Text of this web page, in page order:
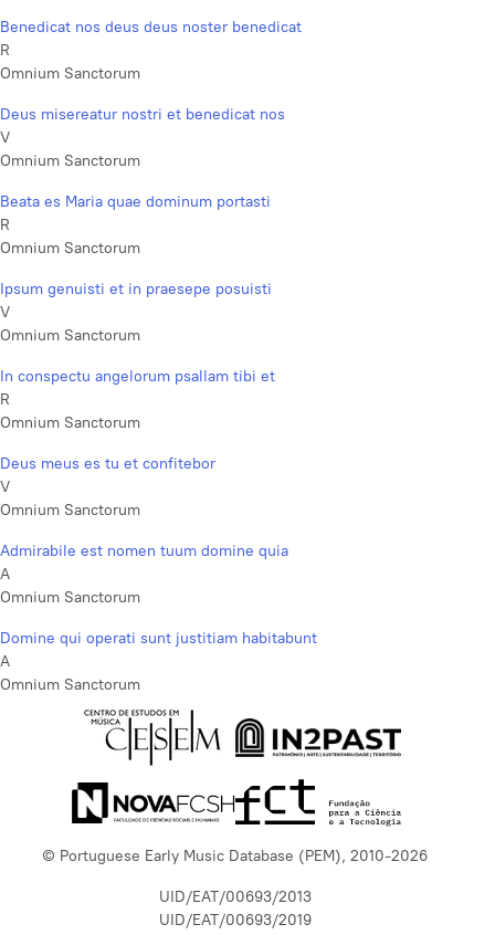
Benedicat nos deus deus noster benedicat
R
Omnium Sanctorum
Deus misereatur nostri et benedicat nos
V
Omnium Sanctorum
Beata es Maria quae dominum portasti
R
Omnium Sanctorum
Ipsum genuisti et in praesepe posuisti
V
Omnium Sanctorum
In conspectu angelorum psallam tibi et
R
Omnium Sanctorum
Deus meus es tu et confitebor
V
Omnium Sanctorum
Admirabile est nomen tuum domine quia
A
Omnium Sanctorum
Domine qui operati sunt justitiam habitabunt
A
Omnium Sanctorum
© Portuguese Early Music Database (PEM), 2010-2026
UID/EAT/00693/2013
UID/EAT/00693/2019